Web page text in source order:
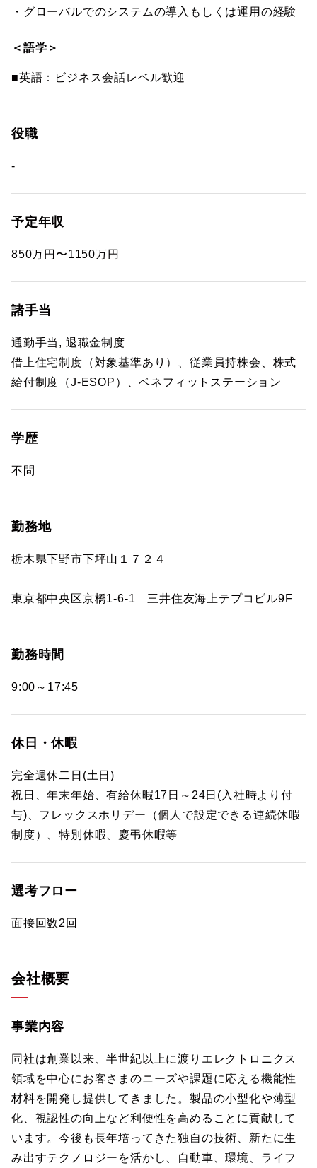
・グローバルでのシステムの導入もしくは運用の経験
＜語学＞
■英語：ビジネス会話レベル歓迎
役職
-
予定年収
850万円〜1150万円
諸手当
通勤手当, 退職金制度
借上住宅制度（対象基準あり）、従業員持株会、株式
給付制度（J-ESOP）、ベネフィットステーション
学歴
不問
勤務地
栃木県下野市下坪山１７２４
東京都中央区京橋1-6-1 三井住友海上テプコビル9F
勤務時間
9:00～17:45
休日・休暇
完全週休二日(土日)
祝日、年末年始、有給休暇17日～24日(入社時より付
与)、フレックスホリデー（個人で設定できる連続休暇
制度）、特別休暇、慶弔休暇等
選考フロー
面接回数2回
会社概要
事業内容
同社は創業以来、半世紀以上に渡りエレクトロニクス
領域を中心にお客さまのニーズや課題に応える機能性
材料を開発し提供してきました。製品の小型化や薄型
化、視認性の向上など利便性を高めることに貢献して
います。今後も長年培ってきた独自の技術、新たに生
み出すテクノロジーを活かし、自動車、環境、ライフ